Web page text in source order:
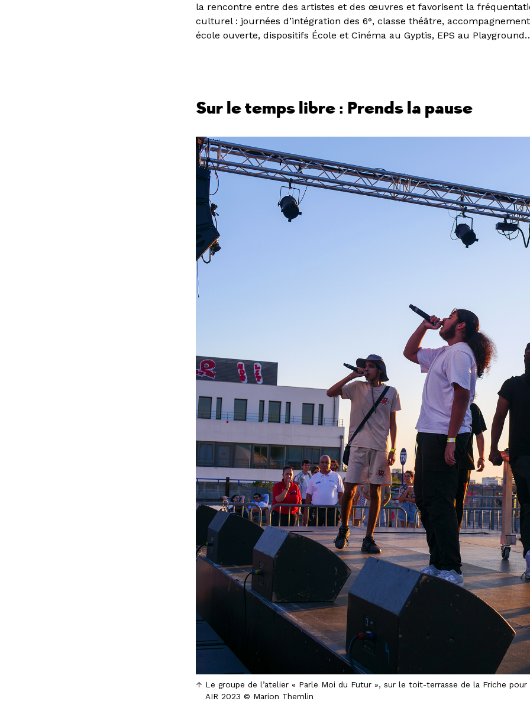
la rencontre entre des artistes et des œuvres et favorisent la
culturel : journées d’intégration des 6°, classe théâtre,
école ouverte, dispositifs École et Cinéma au Gyptis, EPS au
Sur le temps libre : Prends la pause
Le groupe de l’atelier « Parle Moi du Futur », sur le toit-terrasse de la Friche pour
AIR 2023 © Marion Themlin